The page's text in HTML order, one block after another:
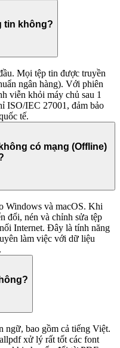
tin không?
Mọi tệp tin được truyền
ngân hàng). Với phiên
viễn khỏi máy chủ sau 1
ISO/IEC 27001, đảm bảo
tế.
có mạng (Offline)
Windows và macOS. Khi
đổi, nén và chỉnh sửa tệp
Internet. Đây là tính năng
làm việc với dữ liệu
ngữ, bao gồm cả tiếng Việt.
xử lý rất tốt các font